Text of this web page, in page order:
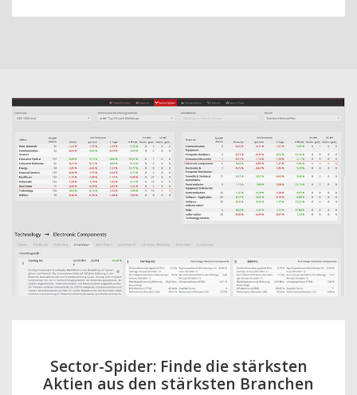
Sector-Spider: Finde die stärksten
Aktien aus den stärksten Branchen